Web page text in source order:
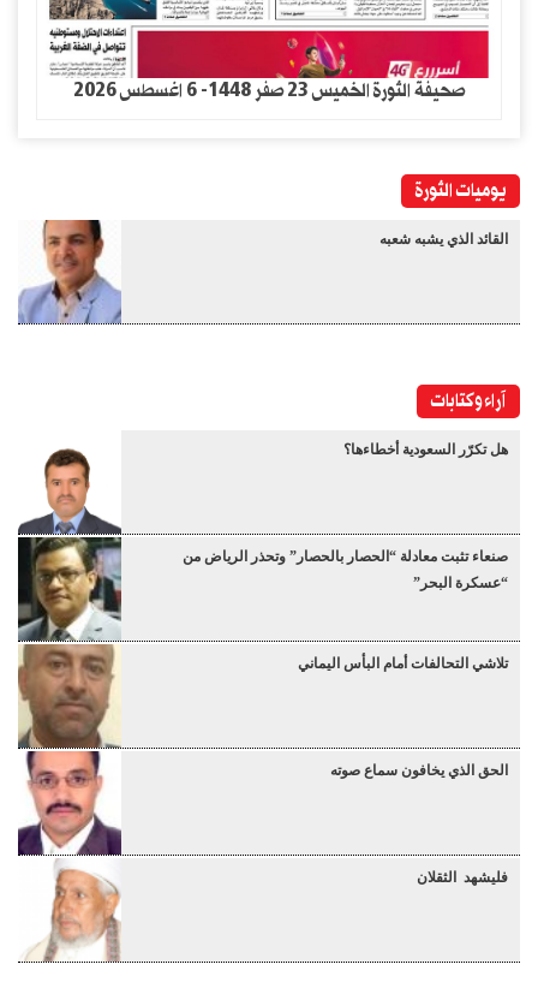
صحيفة الثورة الخميس 23 صفر 1448- 6 اغسطس 2026
يوميات الثورة
القائد الذي يشبه شعبه
آراء وكتابات
هل تكرّر السعودية أخطاءها؟
صنعاء تثبت معادلة “الحصار بالحصار” وتحذر الرياض من
“عسكرة البحر”
تلاشي التحالفات أمام البأس اليماني
الحق الذي يخافون سماع صوته
فليشهد الثقلان